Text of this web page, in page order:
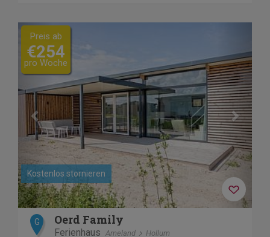
Previous
Kostenlos stornieren
Preis ab
€254
pro Woche
G Oerd Family
Ferienhaus Ameland Hollum